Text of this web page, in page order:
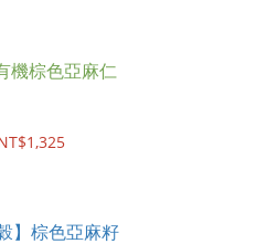
機棕色亞麻仁